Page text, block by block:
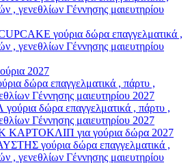
, γενεθλίων Γέννησης μαιευτηρίου
γούρια δώρα επαγγελματικά ,
, γενεθλίων Γέννησης μαιευτηρίου
2027
δώρα επαγγελματικά , πάρτυ ,
Γέννησης μαιευτηρίου 2027
δώρα επαγγελματικά , πάρτυ ,
Γέννησης μαιευτηρίου 2027
για γούρια δώρα 2027
γούρια δώρα επαγγελματικά ,
, γενεθλίων Γέννησης μαιευτηρίου